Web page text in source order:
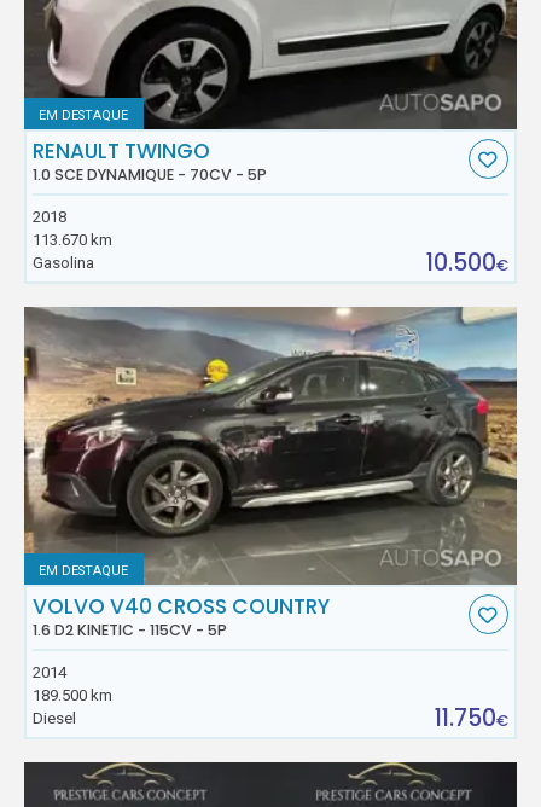
EM DESTAQUE
RENAULT TWINGO
1.0 SCE DYNAMIQUE - 70CV - 5P
2018
113.670 km
Gasolina
10.500€
EM DESTAQUE
VOLVO V40 CROSS COUNTRY
1.6 D2 KINETIC - 115CV - 5P
2014
189.500 km
Diesel
11.750€